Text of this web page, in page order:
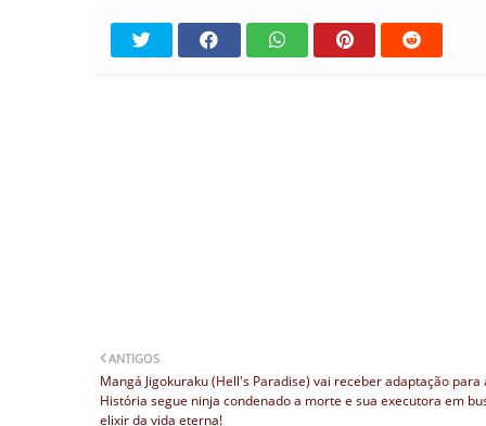
ANTIGOS
Mangá Jigokuraku (Hell's Paradise) vai receber adaptação para
História segue ninja condenado a morte e sua executora em
elixir da vida eterna!